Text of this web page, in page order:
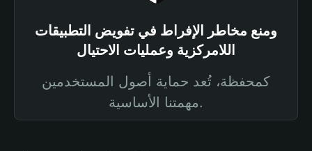
ومنع مخاطر الإفراط في تفويض التطبيقات
اللامركزية وعمليات الاحتيال
كمحفظة، تُعد حماية أصول المستخدمين
مهمتنا الأساسية.